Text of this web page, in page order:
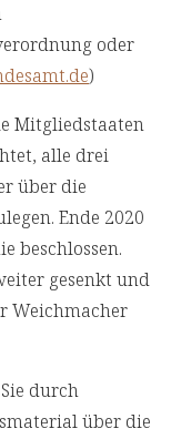
oder
)
Mitgliedstaaten
alle drei
über die
Ende 2020
beschlossen.
gesenkt und
Weichmacher
durch
über die